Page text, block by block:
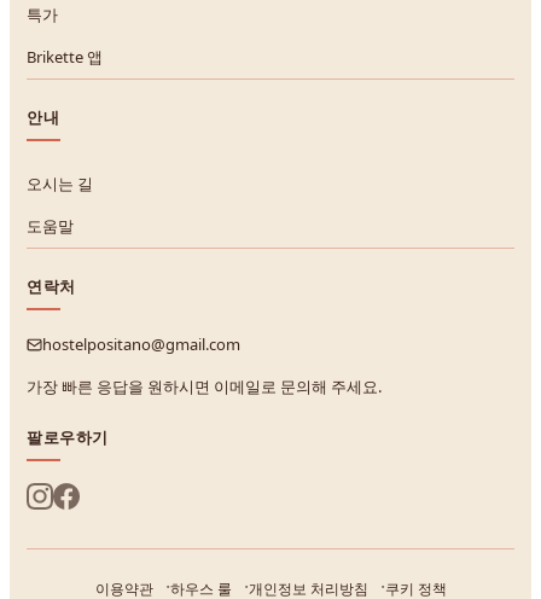
특가
Brikette 앱
안내
오시는 길
도움말
연락처
hostelpositano@gmail.com
가장 빠른 응답을 원하시면 이메일로 문의해 주세요.
팔로우하기
이용약관 하우스 룰 개인정보 처리방침 쿠키 정책